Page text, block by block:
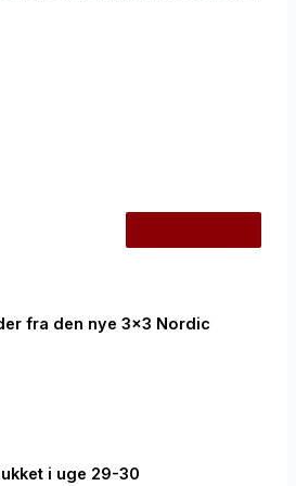
fra den nye 3×3 Nordic
i uge 29-30